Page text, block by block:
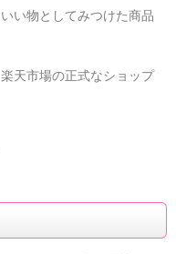
いい物としてみつけた商品
楽天市場の正式なショップ